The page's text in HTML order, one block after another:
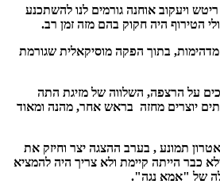
ויעקוב אוחנה גורמים לנו להשתכנע
הטירוף היה חקוק בהם מזה זמן רב.
בתוך הפקה מוסיקאלית שגורמת
על הרצפה, השלווה של מזיגת התה
יוצרים מחזה בראש אחר, מהנה ומאוד
תמונע , בערב ההצגה יצר וחיזק את
כבר הייתה קיימת ולא צריך היה להמציא
של "אמא נגה".